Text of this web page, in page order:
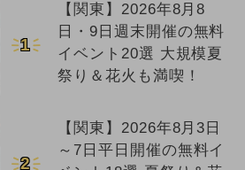
1
【関東】2026年8月8
日・9日週末開催の無料
イベント20選 大規模夏
祭り＆花火も満喫！
2
【関東】2026年8月3日
～7日平日開催の無料イ